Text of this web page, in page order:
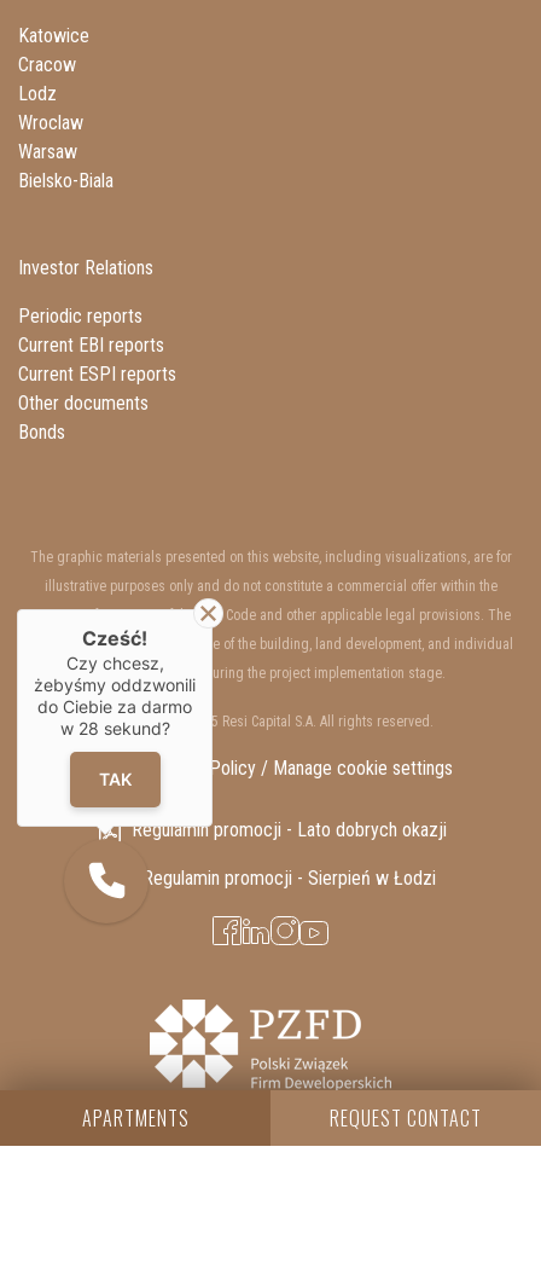
Katowice
Cracow
Lodz
Wroclaw
Warsaw
Bielsko-Biala
Investor Relations
Periodic reports
Current EBI reports
Current ESPI reports
Other documents
Bonds
The graphic materials presented on this website, including visualizations, are for
illustrative purposes only and do not constitute a commercial offer within the
meaning of Art. 66 §1 of the Civil Code and other applicable legal provisions. The
interior and exterior appearance of the building, land development, and individual
units may change during the project implementation stage.
Copyrights © 2025 Resi Capital S.A. All rights reserved.
GDPR / Privacy Policy / Manage cookie settings
Regulamin promocji - Lato dobrych okazji
Regulamin promocji - Sierpień w Łodzi
APARTMENTS REQUEST CONTACT
Cześć!
Czy chcesz,
żebyśmy oddzwonili
do Ciebie za darmo
w 28 sekund?
TAK